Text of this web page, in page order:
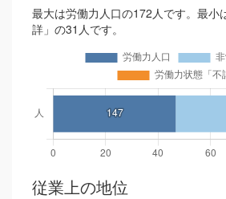
最大は労働力人口の172人です。最小
詳」の31人です。
従業上の地位